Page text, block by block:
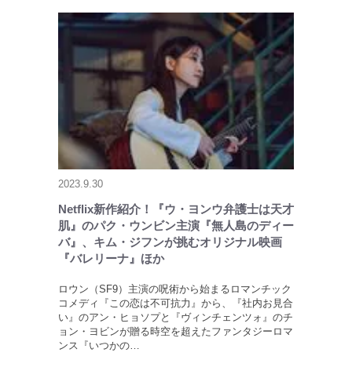
2023.9.30
Netflix新作紹介！『ウ・ヨンウ弁護士は天才
肌』のパク・ウンビン主演『無人島のディー
バ』、キム・ジフンが挑むオリジナル映画
『バレリーナ』ほか
ロウン（SF9）主演の呪術から始まるロマンチック
コメディ『この恋は不可抗力』から、『社内お見合
い』のアン・ヒョソプと『ヴィンチェンツォ』のチ
ョン・ヨビンが贈る時空を超えたファンタジーロマ
ンス『いつかの…